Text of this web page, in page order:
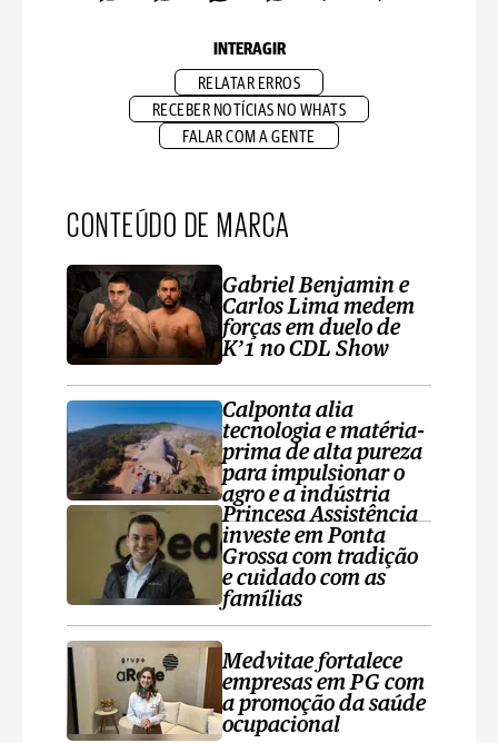
INTERAGIR
RELATAR ERROS
RECEBER NOTÍCIAS NO WHATS
FALAR COM A GENTE
CONTEÚDO DE MARCA
Gabriel Benjamin e
Carlos Lima medem
forças em duelo de
K’1 no CDL Show
Calponta alia
tecnologia e matéria-
prima de alta pureza
para impulsionar o
agro e a indústria
Princesa Assistência
investe em Ponta
Grossa com tradição
e cuidado com as
famílias
Medvitae fortalece
empresas em PG com
a promoção da saúde
ocupacional